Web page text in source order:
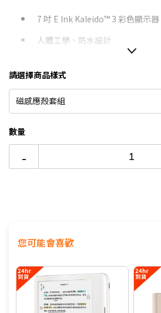
12期
24期
$802
7 吋 E Ink Kaleido™ 3 彩色顯示器
人體工學、防水設計
8/3 - 8/9 至 購買「台灣大哥
Colour＋配件」套組 送 500
活動期間：2026/8/3 00:00
全系列閱讀器送 $200 購書金
23:59 PM 前至本頁面完整登
請選擇商品樣式
磁感應殼套組
數量
-
您可能會喜歡